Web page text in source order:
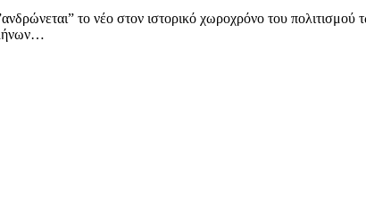
το νέο στον ιστορικό χωροχρόνο του